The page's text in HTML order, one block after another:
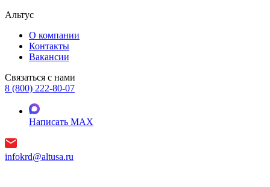
Альтус
О компании
Контакты
Вакансии
Связаться с нами
8 (800) 222-80-07
Написать MAX
infokrd@altusa.ru